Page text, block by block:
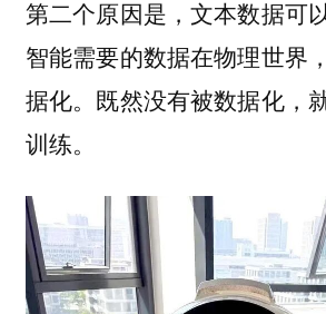
第二个原因是，文本数据可
智能需要的数据在物理世界
据化。既然没有被数据化，
训练。